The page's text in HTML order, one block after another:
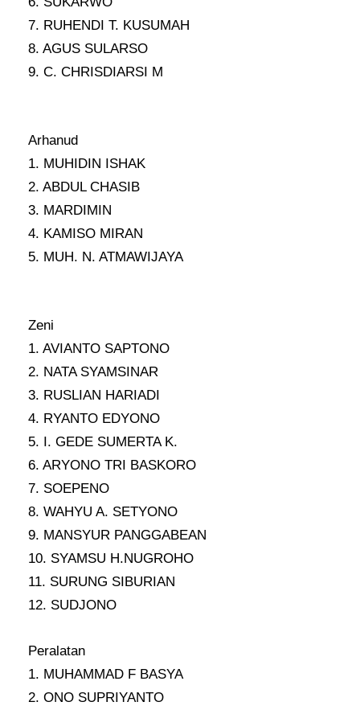
7. RUHENDI T. KUSUMAH
8. AGUS SULARSO
9. C. CHRISDIARSI M
Arhanud
1. MUHIDIN ISHAK
2. ABDUL CHASIB
3. MARDIMIN
4. KAMISO MIRAN
5. MUH. N. ATMAWIJAYA
Zeni
1. AVIANTO SAPTONO
2. NATA SYAMSINAR
3. RUSLIAN HARIADI
4. RYANTO EDYONO
5. I. GEDE SUMERTA K.
6. ARYONO TRI BASKORO
7. SOEPENO
8. WAHYU A. SETYONO
9. MANSYUR PANGGABEAN
10. SYAMSU H.NUGROHO
11. SURUNG SIBURIAN
12. SUDJONO
Peralatan
1. MUHAMMAD F BASYA
2. ONO SUPRIYANTO